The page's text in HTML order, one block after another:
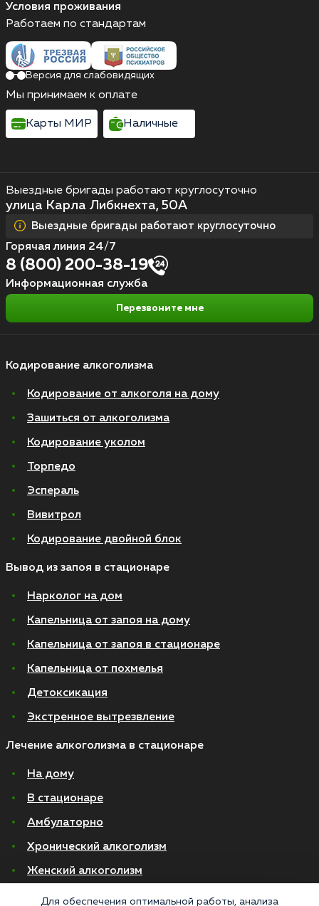
Условия проживания
Кодирование алкоголизма
Кодирование от алкоголя на дому
Зашиться от алкоголизма
Кодирование уколом
Торпедо
Эспераль
Вивитрол
Кодирование двойной блок
Вывод из запоя в стационаре
Нарколог на дом
Капельница от запоя на дому
Капельница от запоя в стационаре
Капельница от похмелья
Детоксикация
Экстренное вытрезвление
Лечение алкоголизма в стационаре
На дому
В стационаре
Амбулаторно
Хронический алкоголизм
Женский алкоголизм
Пивной алкоголизм
Выездные бригады работают круглосуточно
улица Карла Либкнехта, 50А
Выездные бригады работают круглосуточно
Горячая линия 24/7
8 (800) 200-38-19
Информационная служба
Перезвоните мне
Работаем по стандартам
Версия для слабовидящих
Мы принимаем к оплате
Карты МИР Наличные
Для обеспечения оптимальной работы, анализа